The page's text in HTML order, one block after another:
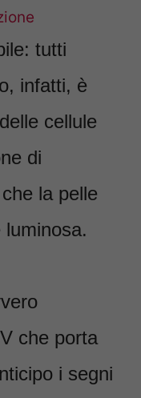
tutti
infatti, è
cellule
di
la pelle
che porta
i segni